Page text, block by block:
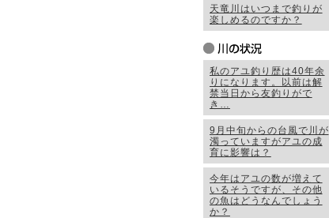
天竜川はいつまで釣りが
楽しめるのですか？
私のアユ釣り歴は40年余
りになります。以前は解
禁当日から友釣りがで
き…
9月中旬からの台風で川が
濁っていますがアユの成
育に影響は？
今年はアユの数が増えて
いるそうですが、その他
の魚はどうなんでしょう
か？